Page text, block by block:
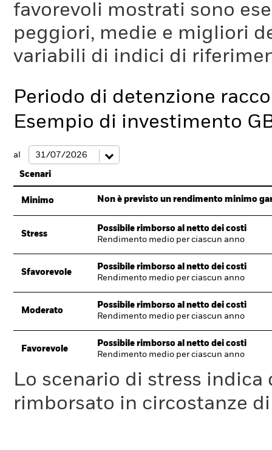
favorevoli mostrati sono
peggiori, medie e migliori
variabili di indici di
Periodo di detenzione
Esempio di investimento
al
Scenari
Minimo Non è previsto un rendimento minimo
Stress
Possibile rimborso al netto dei costi
Rendimento medio per ciascun anno
Sfavorevole
Possibile rimborso al netto dei costi
Rendimento medio per ciascun anno
Moderato
Possibile rimborso al netto dei costi
Rendimento medio per ciascun anno
Favorevole
Possibile rimborso al netto dei costi
Rendimento medio per ciascun anno
Lo scenario di stress
rimborsato in circostanze